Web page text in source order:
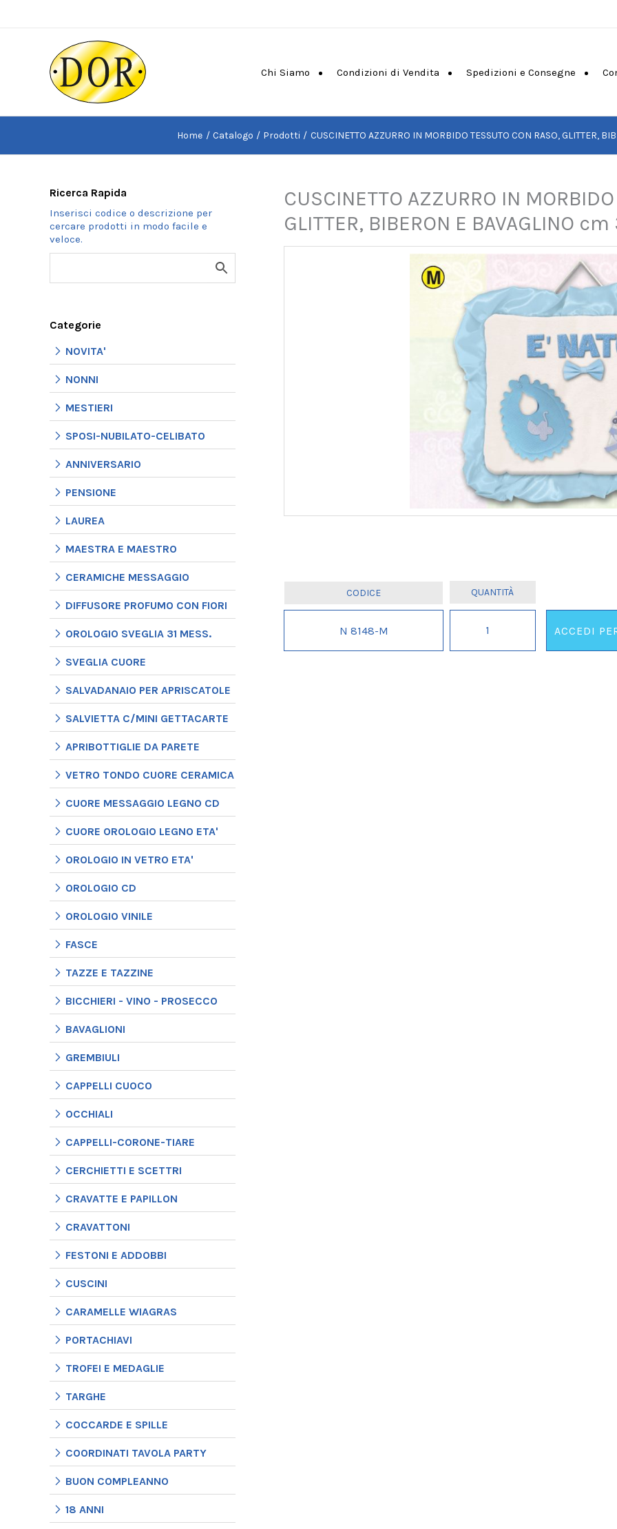
contenuto
Chi Siamo Condizioni di Vendita Spedizioni e Consegne
Home Catalogo Prodotti CUSCINETTO AZZURRO IN MORBIDO TESSUTO CON RASO, GLITTER,
Ricerca Rapida
Categorie
NOVITA'
NONNI
MESTIERI
SPOSI-NUBILATO-CELIBATO
ANNIVERSARIO
PENSIONE
LAUREA
MAESTRA E MAESTRO
CERAMICHE MESSAGGIO
DIFFUSORE PROFUMO CON FIORI
OROLOGIO SVEGLIA 31 MESS.
SVEGLIA CUORE
SALVADANAIO PER APRISCATOLE
SALVIETTA C/MINI GETTACARTE
APRIBOTTIGLIE DA PARETE
VETRO TONDO CUORE CERAMICA
CUORE MESSAGGIO LEGNO CD
CUORE OROLOGIO LEGNO ETA'
OROLOGIO IN VETRO ETA'
OROLOGIO CD
OROLOGIO VINILE
FASCE
TAZZE E TAZZINE
BICCHIERI - VINO - PROSECCO
BAVAGLIONI
GREMBIULI
CAPPELLI CUOCO
OCCHIALI
CAPPELLI-CORONE-TIARE
CERCHIETTI E SCETTRI
CRAVATTE E PAPILLON
CRAVATTONI
FESTONI E ADDOBBI
CUSCINI
CARAMELLE WIAGRAS
PORTACHIAVI
TROFEI E MEDAGLIE
TARGHE
COCCARDE E SPILLE
COORDINATI TAVOLA PARTY
BUON COMPLEANNO
18 ANNI
CUSCINETTO AZZURRO IN
GLITTER, BIBERON E BAVAGLINO
N 8148-M ACCEDI